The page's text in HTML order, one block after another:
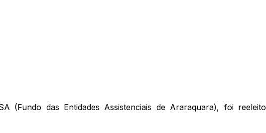
(Fundo das Entidades Assistenciais de Araraquara), foi reeleito